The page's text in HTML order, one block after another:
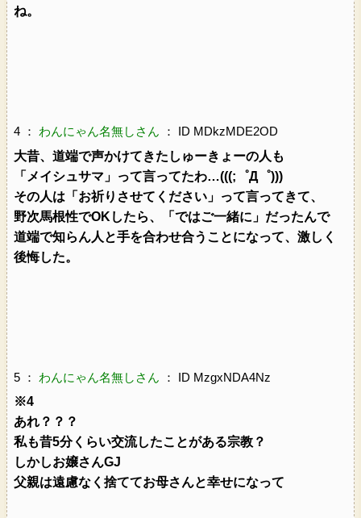
ね。
4 ： わんにゃん名無しさん ： ID MDkzMDE2OD
大昔、道端で声かけてきたしゅーきょーの人も
「メイシュサマ」って言ってたわ…(((;゜Д゜)))
その人は「お祈りさせてください」って言ってきて、
野次馬根性でOKしたら、「ではご一緒に」だったんで
道端で知らん人と手を合わせ合うことになって、激しく
後悔した。
5 ： わんにゃん名無しさん ： ID MzgxNDA4Nz
※4
あれ？？？
私も昔5分くらい交流したことがある宗教？
しかしお嬢さんGJ
父親は遠慮なく捨ててお母さんと幸せになって